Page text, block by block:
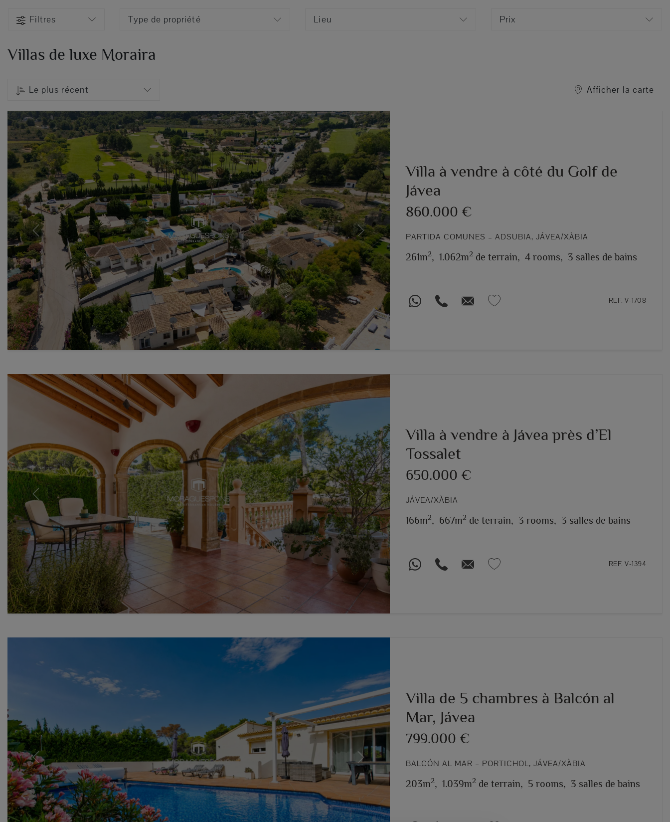
Filtres Type de propriété Lieu Prix
Villas de luxe Moraira
Le plus récent Afficher la carte
Previous Next
Villa à vendre à côté du Golf de
Jávea
860.000 €
PARTIDA COMUNES – ADSUBIA, JÁVEA/XÀBIA
261m2, 1.062m2 de terrain, 4 rooms, 3 salles de bains
REF. V-1708
Previous Next
Villa à vendre à Jávea près d’El
Tossalet
650.000 €
JÁVEA/XÀBIA
166m2, 667m2 de terrain, 3 rooms, 3 salles de bains
REF. V-1394
Previous Next
Villa de 5 chambres à Balcón al
Mar, Jávea
799.000 €
BALCÓN AL MAR – PORTICHOL, JÁVEA/XÀBIA
203m2, 1.039m2 de terrain, 5 rooms, 3 salles de bains